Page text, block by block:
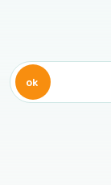
ok